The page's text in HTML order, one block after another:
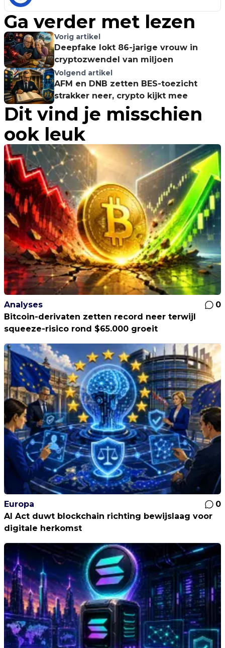
Ga verder met lezen
Vorig artikel
Deepfake lokt 86-jarige vrouw in
cryptozwendel van miljoen
Volgend artikel
AFM en DNB zetten BES-toezicht
strakker neer, crypto kijkt mee
Dit vind je misschien
ook leuk
Analyses
0
Bitcoin-derivaten zetten record neer terwijl
squeeze-risico rond $65.000 groeit
Europa
0
AI Act duwt blockchain richting bewijslaag voor
digitale herkomst